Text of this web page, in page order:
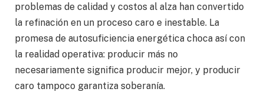
problemas de calidad y costos al alza han convertido
la refinación en un proceso caro e inestable. La
promesa de autosuficiencia energética choca así con
la realidad operativa: producir más no
necesariamente significa producir mejor, y producir
caro tampoco garantiza soberanía.